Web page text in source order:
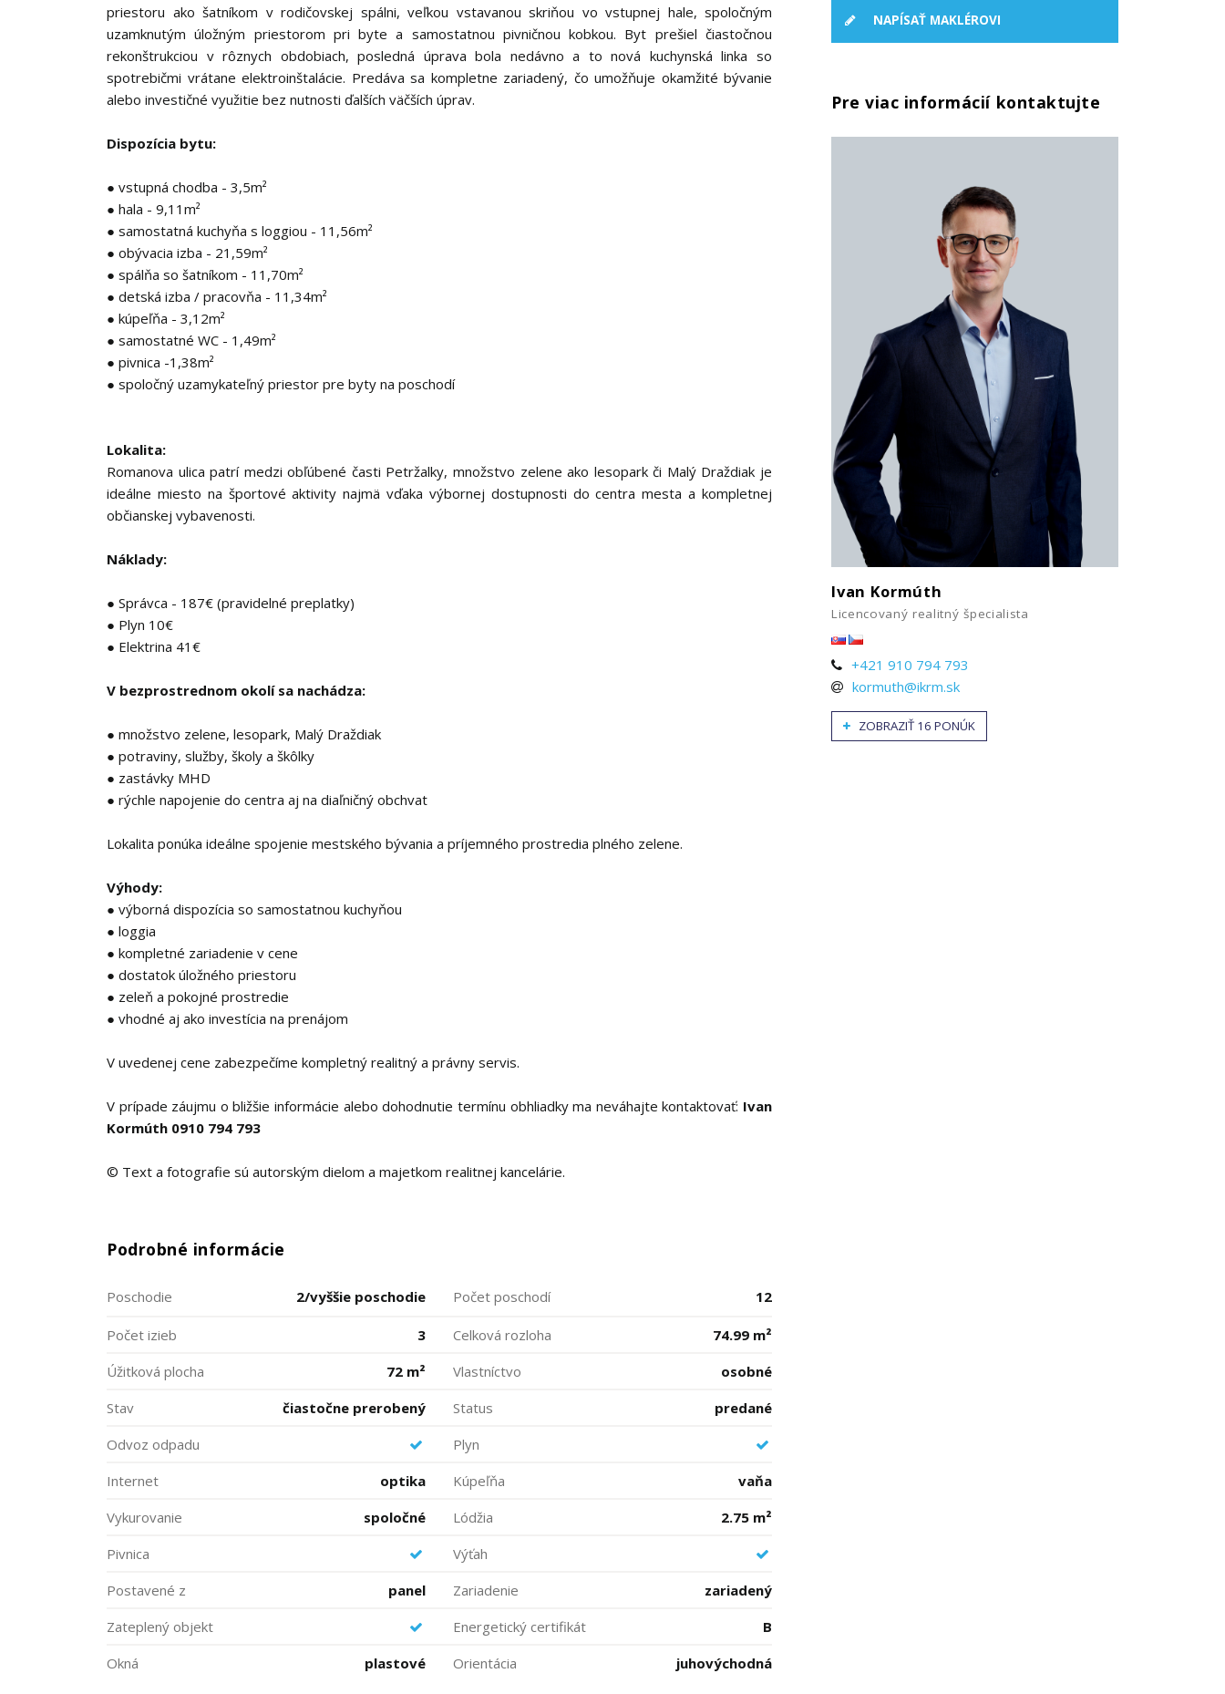
priestoru ako šatníkom v rodičovskej spálni, veľkou vstavanou skriňou vo vstupnej hale, spoločným
uzamknutým úložným priestorom pri byte a samostatnou pivničnou kobkou. Byt prešiel čiastočnou
rekonštrukciou v rôznych obdobiach, posledná úprava bola nedávno a to nová kuchynská linka so
spotrebičmi vrátane elektroinštalácie. Predáva sa kompletne zariadený, čo umožňuje okamžité bývanie
alebo investičné využitie bez nutnosti ďalších väčších úprav.
Dispozícia bytu:
● vstupná chodba - 3,5m²
● hala - 9,11m²
● samostatná kuchyňa s loggiou - 11,56m²
● obývacia izba - 21,59m²
● spálňa so šatníkom - 11,70m²
● detská izba / pracovňa - 11,34m²
● kúpeľňa - 3,12m²
● samostatné WC - 1,49m²
● pivnica -1,38m²
● spoločný uzamykateľný priestor pre byty na poschodí
Lokalita:
Romanova ulica patrí medzi obľúbené časti Petržalky, množstvo zelene ako lesopark či Malý Draždiak je
ideálne miesto na športové aktivity najmä vďaka výbornej dostupnosti do centra mesta a kompletnej
občianskej vybavenosti.
Náklady:
● Správca - 187€ (pravidelné preplatky)
● Plyn 10€
● Elektrina 41€
V bezprostrednom okolí sa nachádza:
● množstvo zelene, lesopark, Malý Draždiak
● potraviny, služby, školy a škôlky
● zastávky MHD
● rýchle napojenie do centra aj na diaľničný obchvat
Lokalita ponúka ideálne spojenie mestského bývania a príjemného prostredia plného zelene.
Výhody:
● výborná dispozícia so samostatnou kuchyňou
● loggia
● kompletné zariadenie v cene
● dostatok úložného priestoru
● zeleň a pokojné prostredie
● vhodné aj ako investícia na prenájom
V uvedenej cene zabezpečíme kompletný realitný a právny servis.
V prípade záujmu o bližšie informácie alebo dohodnutie termínu obhliadky ma neváhajte kontaktovať: Ivan
Kormúth 0910 794 793
© Text a fotografie sú autorským dielom a majetkom realitnej kancelárie.
Podrobné informácie
Poschodie 2/vyššie poschodie Počet poschodí 12
Počet izieb 3 Celková rozloha
74.99 m²
Úžitková plocha
72 m² Vlastníctvo
osobné
Stav
čiastočne prerobený Status
predané
Odvoz odpadu
Plyn
Internet
optika Kúpeľňa
vaňa
Vykurovanie
spoločné Lódžia
2.75 m²
Pivnica
Výťah
Postavené z
panel Zariadenie
zariadený
Zateplený objekt
Energetický certifikát
B
Okná
plastové Orientácia juhovýchodná
NAPÍSAŤ MAKLÉROVI
Pre viac informácií kontaktujte
Ivan Kormúth
Licencovaný realitný špecialista
+421 910 794 793
kormuth@ikrm.sk
ZOBRAZIŤ 16 PONÚK